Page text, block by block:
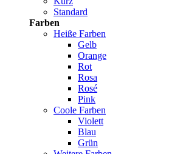
Standard
Farben
Heiße Farben
Gelb
Orange
Rot
Rosa
Rosé
Pink
Coole Farben
Violett
Blau
Grün